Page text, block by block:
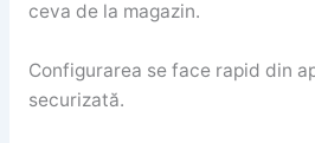
ceva de la magazin.
Configurarea se face rapid din
securizată.